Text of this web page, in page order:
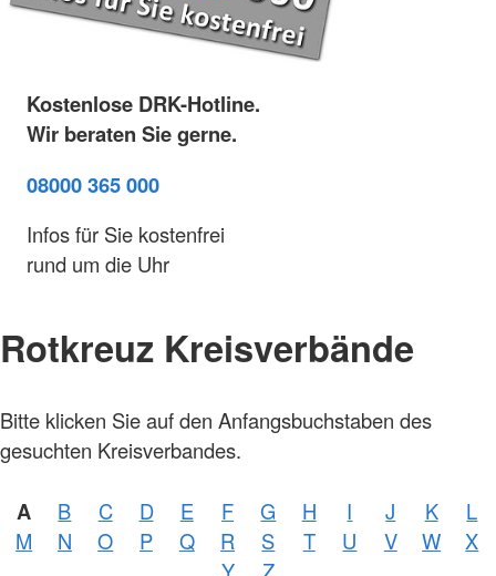
Kostenlose DRK-Hotline.
Wir beraten Sie gerne.
08000 365 000
Infos für Sie kostenfrei
rund um die Uhr
Rotkreuz Kreisverbände
Bitte klicken Sie auf den Anfangsbuchstaben des
gesuchten Kreisverbandes.
A B C D E F G H I J K
L
M
N O P Q R S T U V W
X
Foto:
Zelck /